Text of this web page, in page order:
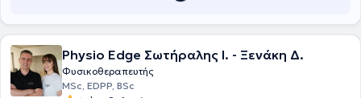
Physio Edge Σωτήραλης Ι. - Ξενάκη Δ.
Φυσικοθεραπευτής
MSc, EDPP, BSc